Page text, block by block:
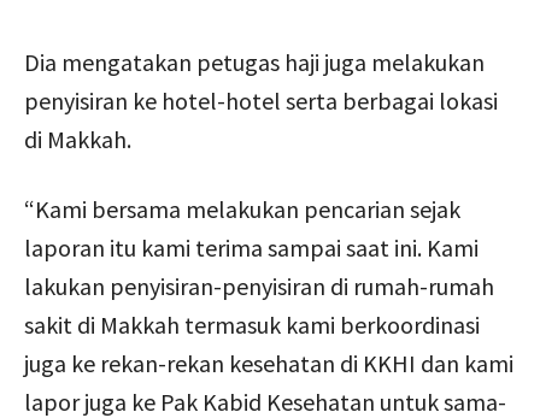
Dia mengatakan petugas haji juga melakukan
penyisiran ke hotel-hotel serta berbagai lokasi
di Makkah.
“Kami bersama melakukan pencarian sejak
laporan itu kami terima sampai saat ini. Kami
lakukan penyisiran-penyisiran di rumah-rumah
sakit di Makkah termasuk kami berkoordinasi
juga ke rekan-rekan kesehatan di KKHI dan kami
lapor juga ke Pak Kabid Kesehatan untuk sama-